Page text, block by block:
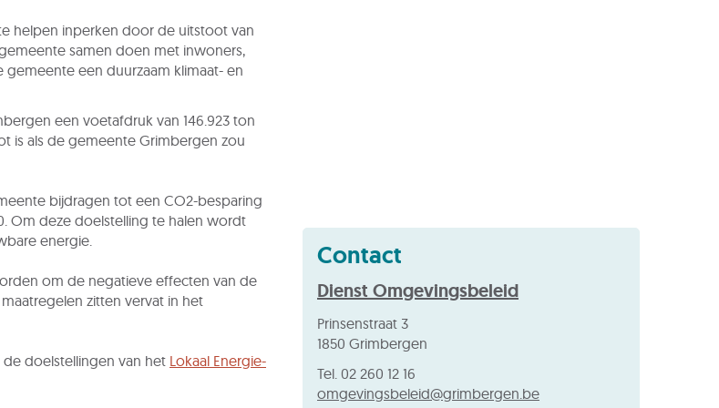
helpen inperken door de uitstoot van
samen doen met inwoners,
een duurzaam klimaat- en
een voetafdruk van 146.923 ton
is als de gemeente Grimbergen zou
bijdragen tot een CO2-besparing
Om deze doelstelling te halen wordt
energie.
om de negatieve effecten van de
zitten vervat in het
doelstellingen van het Lokaal Energie-
Contact
Dienst Omgevingsbeleid
Adres
Prinsenstraat 3
,1850 Grimbergen
Tel. 02 260 12 16
E-
omgevingsbeleid@grimbergen.be